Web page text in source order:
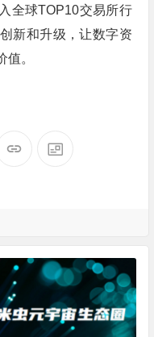
全球TOP10交易所行
新和升级，让数字资
。